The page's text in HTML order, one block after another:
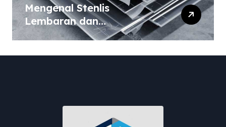
Mengenal Stenlis
Lembaran dan
Komposisinya